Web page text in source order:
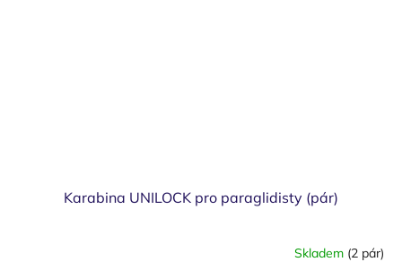
Karabina UNILOCK pro paraglidisty (pár)
Skladem (2 pár)